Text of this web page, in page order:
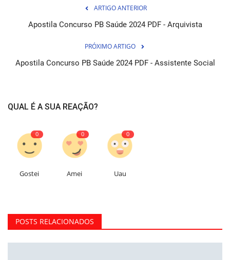
ARTIGO ANTERIOR
Apostila Concurso PB Saúde 2024 PDF - Arquivista
PRÓXIMO ARTIGO
Apostila Concurso PB Saúde 2024 PDF - Assistente Social
QUAL É A SUA REAÇÃO?
0
Gostei
0
Amei
0
Uau
POSTS RELACIONADOS